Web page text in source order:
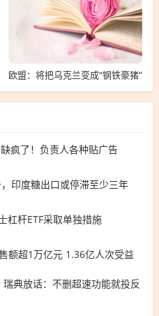
欧盟：将把乌克兰变成“钢铁豪猪”
疯了！负责人各种贴广告
印度糖出口或停滞至少三年
杠杆ETF采取单独措施
额超1万亿元 1.36亿人次受益
典放话：不删超速功能就投反